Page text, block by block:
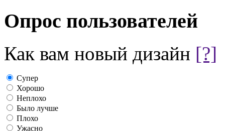
Опрос пользователей
Как вам новый дизайн [?]
Супер
Хорошо
Неплохо
Было лучше
Плохо
Ужасно